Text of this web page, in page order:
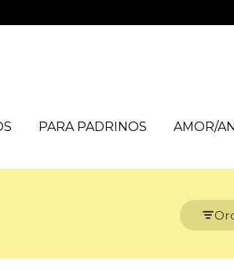
PARA PADRINOS AMOR/